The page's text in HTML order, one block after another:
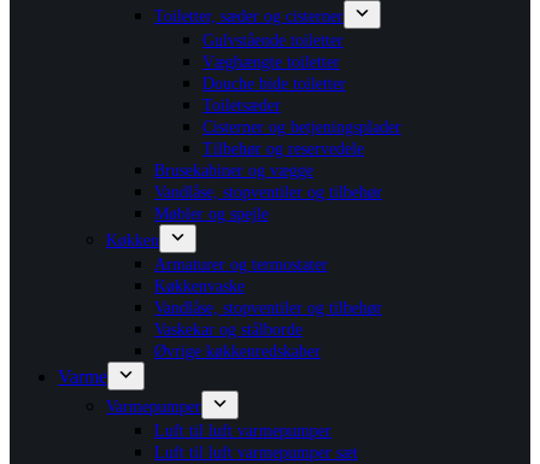
Toiletter, sæder og cisterner
Gulvstående toiletter
Væghængte toiletter
Douche bide toiletter
Toiletsæder
Cisterner og betjeningsplader
Tilbehør og reservedele
Brusekabiner og vægge
Vandlåse, stopventiler og tilbehør
Møbler og spejle
Køkken
Armaturer og termostater
Køkkenvaske
Vandlåse, stopventiler og tilbehør
Vaskekar og stålborde
Øvrige køkkenredskaber
Varme
Varmepumper
Luft til luft varmepumper
Luft til luft varmepumper sæt